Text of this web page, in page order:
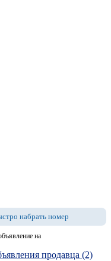
набрать номер
на
продавца (2)